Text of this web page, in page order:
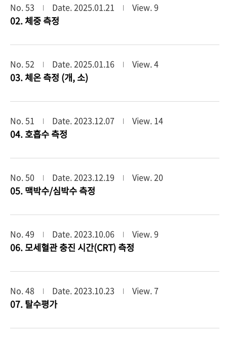
No. 53 Date. 2025.01.21 View. 9
02. 체중 측정
No. 52 Date. 2025.01.16 View. 4
03. 체온 측정 (개, 소)
No. 51 Date. 2023.12.07 View. 14
04. 호흡수 측정
No. 50 Date. 2023.12.19 View. 20
05. 맥박수/심박수 측정
No. 49 Date. 2023.10.06 View. 9
06. 모세혈관 충진 시간(CRT) 측정
No. 48 Date. 2023.10.23 View. 7
07. 탈수평가